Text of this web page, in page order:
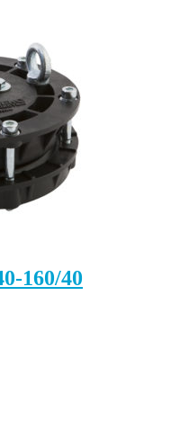
160/40